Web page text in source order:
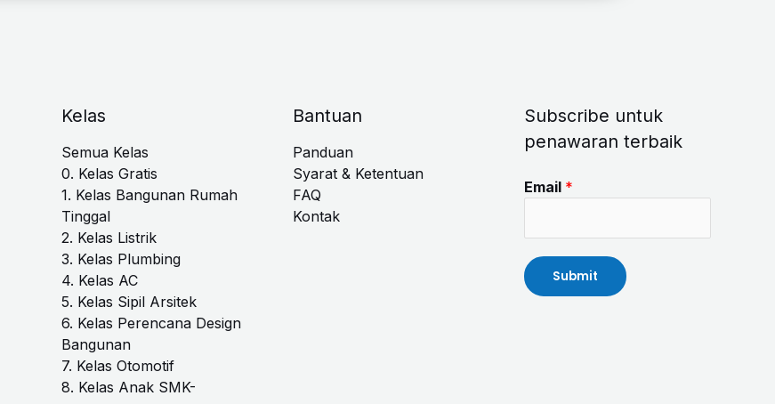
Kelas
Semua Kelas
0. Kelas Gratis
1. Kelas Bangunan Rumah
Tinggal
2. Kelas Listrik
3. Kelas Plumbing
4. Kelas AC
5. Kelas Sipil Arsitek
6. Kelas Perencana Design
Bangunan
7. Kelas Otomotif
8. Kelas Anak SMK-
Bantuan
Panduan
Syarat & Ketentuan
FAQ
Kontak
Subscribe untuk
penawaran terbaik
Email *
Submit